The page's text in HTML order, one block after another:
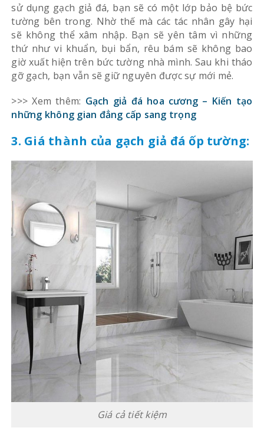
sử dụng gạch giả đá, bạn sẽ có một lớp bảo bệ bức
tường bên trong. Nhờ thế mà các tác nhân gây hại
sẽ không thể xâm nhập. Bạn sẽ yên tâm vì những
thứ như vi khuẩn, bụi bẩn, rêu bám sẽ không bao
giờ xuất hiện trên bức tường nhà mình. Sau khi tháo
gỡ gạch, bạn vẫn sẽ giữ nguyên được sự mới mẻ.
>>> Xem thêm: Gạch giả đá hoa cương – Kiến tạo
những không gian đẳng cấp sang trọng
3. Giá thành của gạch giả đá ốp tường:
Giá cả tiết kiệm